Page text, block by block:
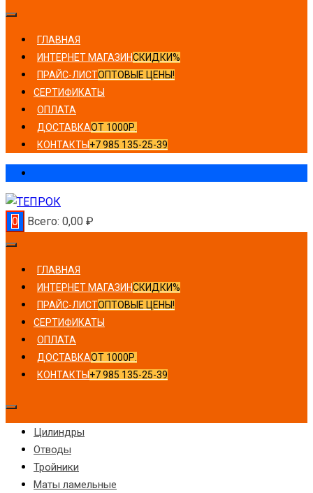
ГЛАВНАЯ
ИНТЕРНЕТ МАГАЗИНСКИДКИ%
ПРАЙС-ЛИСТОПТОВЫЕ ЦЕНЫ!
СЕРТИФИКАТЫ
ОПЛАТА
ДОСТАВКАОТ 1000Р.
КОНТАКТЫ +7 985 135-25-39
0 Всего: 0,00 ₽
ГЛАВНАЯ
ИНТЕРНЕТ МАГАЗИНСКИДКИ%
ПРАЙС-ЛИСТОПТОВЫЕ ЦЕНЫ!
СЕРТИФИКАТЫ
ОПЛАТА
ДОСТАВКАОТ 1000Р.
КОНТАКТЫ +7 985 135-25-39
Цилиндры
Отводы
Тройники
Маты ламельные